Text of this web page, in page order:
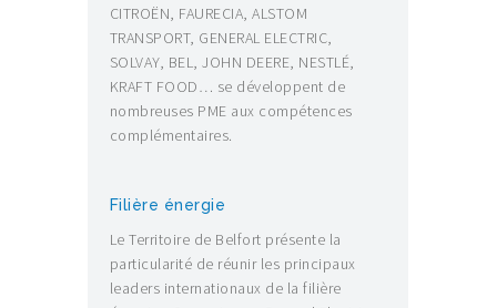
CITROËN, FAURECIA, ALSTOM
TRANSPORT, GENERAL ELECTRIC,
SOLVAY, BEL, JOHN DEERE, NESTLÉ,
KRAFT FOOD… se développent de
nombreuses PME aux compétences
complémentaires.
Filière énergie
Le Territoire de Belfort présente la
particularité de réunir les principaux
leaders internationaux de la filière